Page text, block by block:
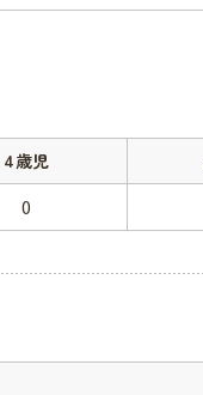
4歳児
0